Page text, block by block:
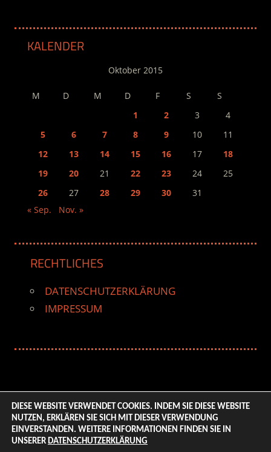
KALENDER
Oktober 2015
M D M D F S
S
1
2 3
4
5
6 7 8 9 10
11
12
13 14 15 16 17
18
19
20 21 22 23 24
25
26
27 28 29 30
31
« Sep.
Nov. »
RECHTLICHES
DATENSCHUTZERKLÄRUNG
IMPRESSUM
© 2026 ENTERTAINMENT BASE – Life & Style Magazine.
All Rights Reserved. | Based on
DIESE WEBSITE VERWENDET COOKIES. INDEM SIE DIESE WEBSITE
NUTZEN, ERKLÄREN SIE SICH MIT DIESER VERWENDUNG
EINVERSTANDEN. WEITERE INFORMATIONEN FINDEN SIE IN
UNSERER DATENSCHUTZERKLÄRUNG